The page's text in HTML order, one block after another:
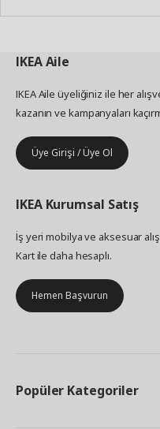
IKEAAile
IKEA Aile üyeliğiniz ile her
kazanın ve kampanyaları
Üye Girişi / Üye Ol
IKEA Kurumsal Satış
İş yeri mobilya ve aksesuar
Kart ile daha hesaplı.
Hemen Başvurun
Popüler Kategoriler